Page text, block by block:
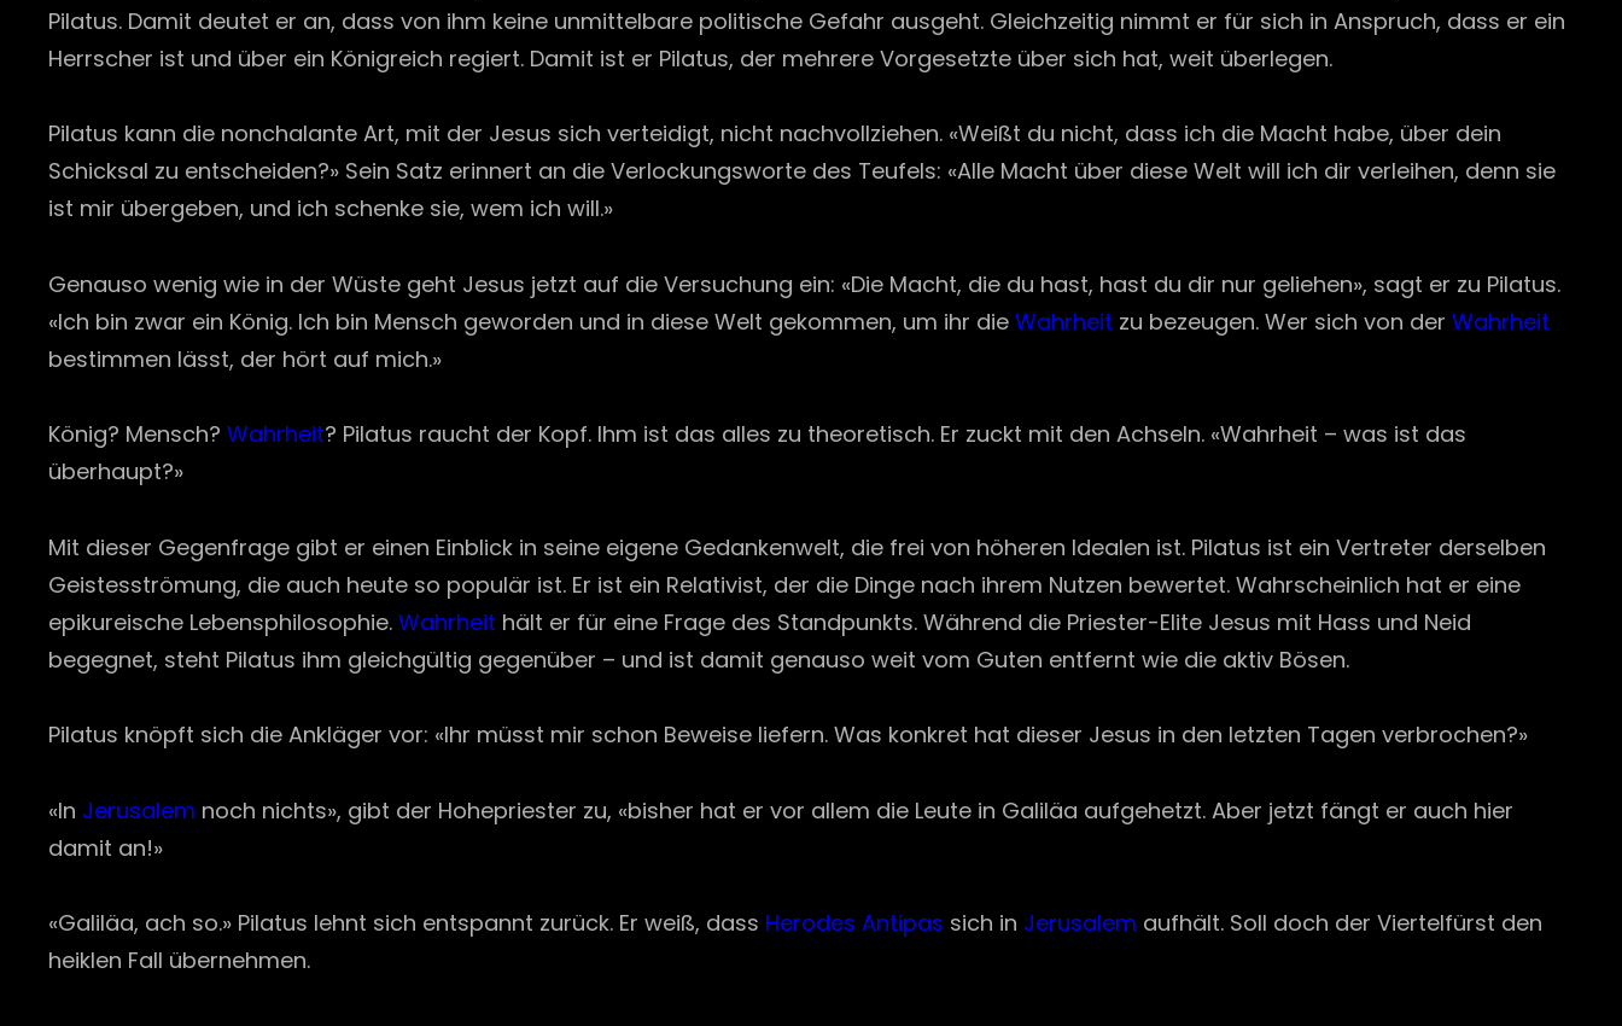
Pilatus. Damit deutet er an, dass von ihm keine unmittelbare politische Gefahr ausgeht. Gleichzeitig nimmt er für sich in Anspruch, dass er ein
Herrscher ist und über ein Königreich regiert. Damit ist er Pilatus, der mehrere Vorgesetzte über sich hat, weit überlegen.
Pilatus kann die nonchalante Art, mit der Jesus sich verteidigt, nicht nachvollziehen. «Weißt du nicht, dass ich die Macht habe, über dein
Schicksal zu entscheiden?» Sein Satz erinnert an die Verlockungsworte des Teufels: «Alle Macht über diese Welt will ich dir verleihen, denn sie
ist mir übergeben, und ich schenke sie, wem ich will.»
Genauso wenig wie in der Wüste geht Jesus jetzt auf die Versuchung ein: «Die Macht, die du hast, hast du dir nur geliehen», sagt er zu Pilatus.
«Ich bin zwar ein König. Ich bin Mensch geworden und in diese Welt gekommen, um ihr die Wahrheit zu bezeugen. Wer sich von der Wahrheit
bestimmen lässt, der hört auf mich.»
König? Mensch? Wahrheit? Pilatus raucht der Kopf. Ihm ist das alles zu theoretisch. Er zuckt mit den Achseln. «Wahrheit – was ist das
überhaupt?»
Mit dieser Gegenfrage gibt er einen Einblick in seine eigene Gedankenwelt, die frei von höheren Idealen ist. Pilatus ist ein Vertreter derselben
Geistesströmung, die auch heute so populär ist. Er ist ein Relativist, der die Dinge nach ihrem Nutzen bewertet. Wahrscheinlich hat er eine
epikureische Lebensphilosophie. Wahrheit hält er für eine Frage des Standpunkts. Während die Priester-Elite Jesus mit Hass und Neid
begegnet, steht Pilatus ihm gleichgültig gegenüber – und ist damit genauso weit vom Guten entfernt wie die aktiv Bösen.
Pilatus knöpft sich die Ankläger vor: «Ihr müsst mir schon Beweise liefern. Was konkret hat dieser Jesus in den letzten Tagen verbrochen?»
«In Jerusalem noch nichts», gibt der Hohepriester zu, «bisher hat er vor allem die Leute in Galiläa aufgehetzt. Aber jetzt fängt er auch hier
damit an!»
«Galiläa, ach so.» Pilatus lehnt sich entspannt zurück. Er weiß, dass Herodes Antipas sich in Jerusalem aufhält. Soll doch der Viertelfürst den
heiklen Fall übernehmen.